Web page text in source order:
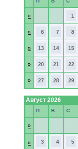
» 1
» 6 7 8
» 13 14 15
» 20 21 22
» 27 28 29
Август 2026
П В С
»
» 3 4 5